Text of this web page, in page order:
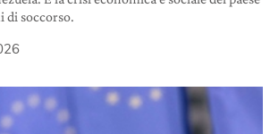
di soccorso.